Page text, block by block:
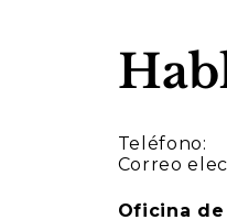
Teléfono:
Correo
Oficina